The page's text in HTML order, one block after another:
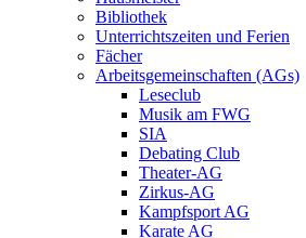
Bibliothek
Unterrichtszeiten und Ferien
Fächer
Arbeitsgemeinschaften (AGs)
Leseclub
Musik am FWG
SIA
Debating Club
Theater-AG
Zirkus-AG
Kampfsport AG
Karate AG